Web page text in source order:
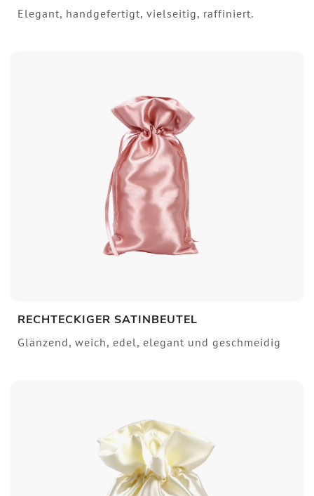
Elegant, handgefertigt, vielseitig, raffiniert.
RECHTECKIGER SATINBEUTEL
Glänzend, weich, edel, elegant und geschmeidig